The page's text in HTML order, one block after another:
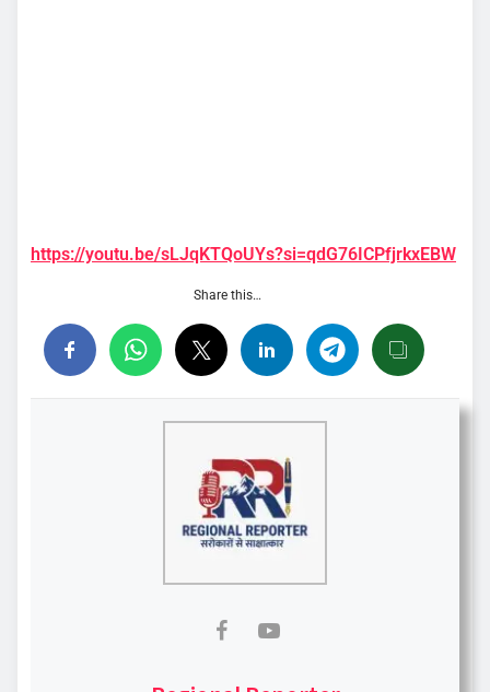
https://youtu.be/sLJqKTQoUYs?si=qdG76ICPfjrkxEBW
Share this…